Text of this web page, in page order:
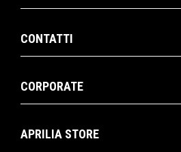
CONTATTI
CORPORATE
APRILIA STORE